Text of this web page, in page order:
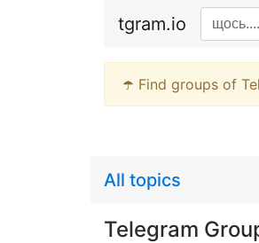
tgram.io
☂️ Find groups of
All topics
Telegram